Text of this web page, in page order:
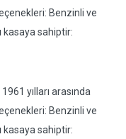
Benzinli ve
kasaya sahiptir:
yılları arasında
Benzinli ve
kasaya sahiptir: